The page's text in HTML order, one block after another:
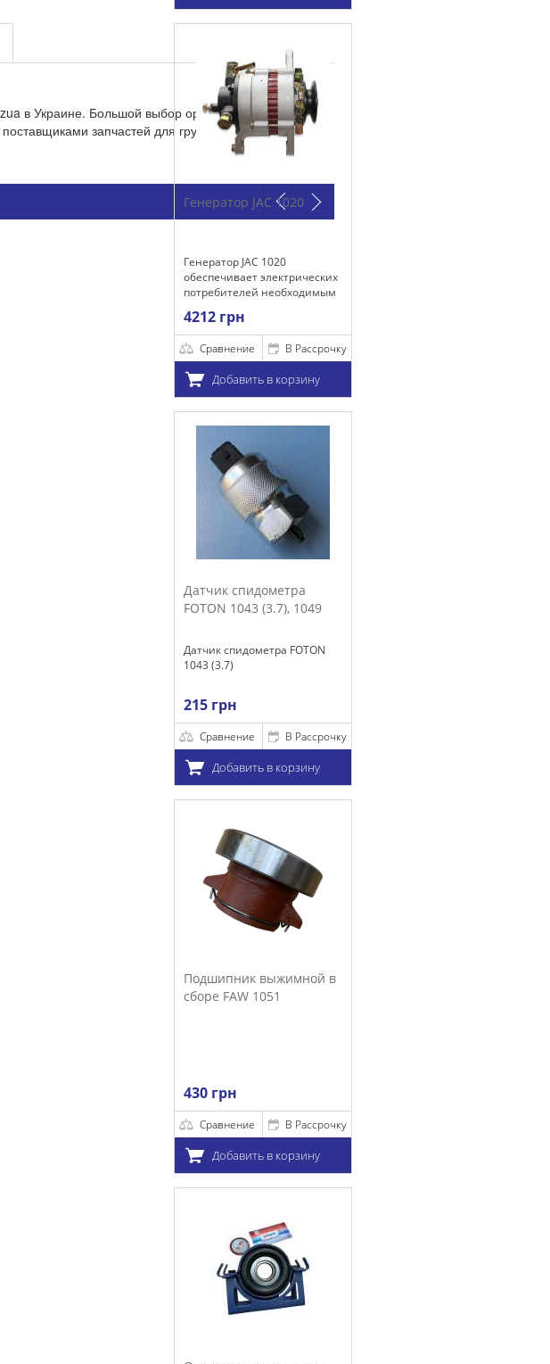
в Украине. Большой выбор оригинальных деталей
запчастей для грузовиков FAW.
Генератор JAC 1020
обеспечивает электрических
потребителей необходимым
стабильной их работы, а
также зарядки акумулятора.
В Рассрочку
Добавить в корзину
Датчик спидометра
FOTON 1043 (3.7), 1049
Датчик спидометра FOTON
В Рассрочку
Добавить в корзину
Подшипник выжимной в
В Рассрочку
Добавить в корзину